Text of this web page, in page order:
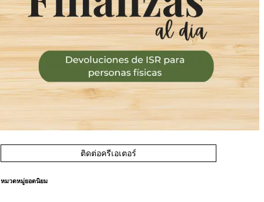
ติดต่อครีเอเตอร์
หมวดหมู่ยอดนิยม